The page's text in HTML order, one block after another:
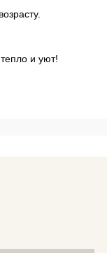
и уют!